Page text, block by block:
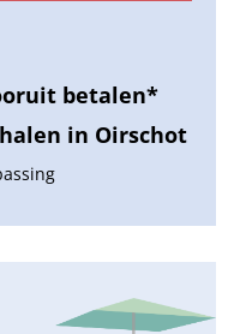
betalen*
in Oirschot